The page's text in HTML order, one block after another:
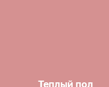
Теплый пол